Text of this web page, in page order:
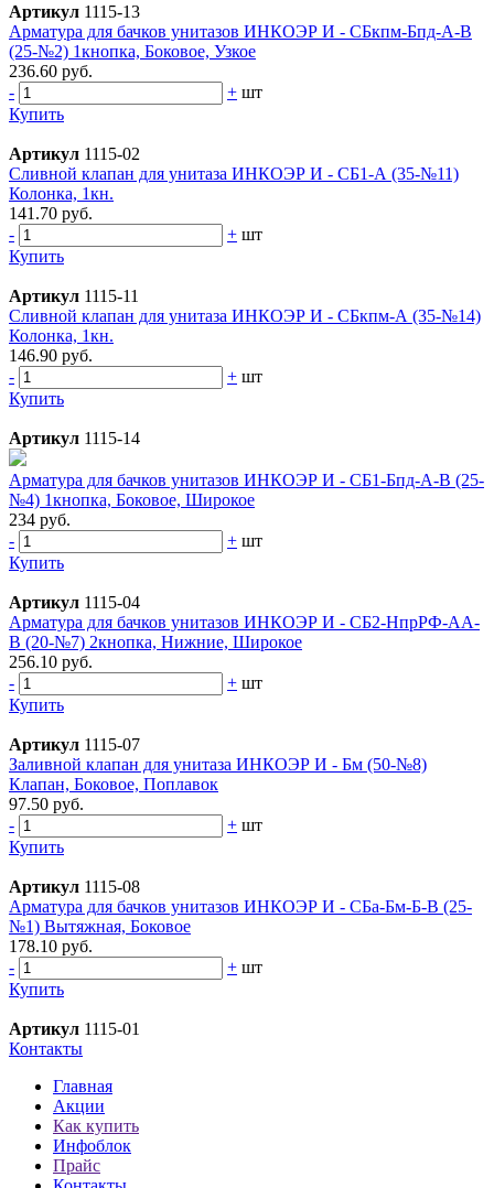
Артикул 1115-13
Арматура для бачков унитазов ИНКОЭР И - СБкпм-Бпд-А-В
(25-№2) 1кнопка, Боковое, Узкое
236.60 руб.
-
+ шт
Купить
Артикул 1115-02
Сливной клапан для унитаза ИНКОЭР И - СБ1-А (35-№11)
Колонка, 1кн.
141.70 руб.
-
+ шт
Купить
Артикул 1115-11
Сливной клапан для унитаза ИНКОЭР И - СБкпм-А (35-№14)
Колонка, 1кн.
146.90 руб.
-
+ шт
Купить
Артикул 1115-14
Арматура для бачков унитазов ИНКОЭР И - СБ1-Бпд-А-В (25-
№4) 1кнопка, Боковое, Широкое
234 руб.
-
+ шт
Купить
Артикул 1115-04
Арматура для бачков унитазов ИНКОЭР И - СБ2-НпрРФ-АА-
В (20-№7) 2кнопка, Нижние, Широкое
256.10 руб.
-
+ шт
Купить
Артикул 1115-07
Заливной клапан для унитаза ИНКОЭР И - Бм (50-№8)
Клапан, Боковое, Поплавок
97.50 руб.
-
+ шт
Купить
Артикул 1115-08
Арматура для бачков унитазов ИНКОЭР И - СБа-Бм-Б-В (25-
№1) Вытяжная, Боковое
178.10 руб.
-
+ шт
Купить
Артикул 1115-01
Контакты
Главная
Акции
Как купить
Инфоблок
Прайс